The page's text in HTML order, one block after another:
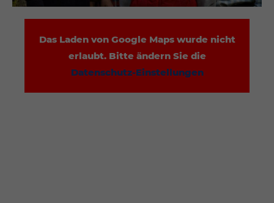
Das Laden von Google Maps wurde nicht
erlaubt. Bitte ändern Sie die
Datenschutz-Einstellungen